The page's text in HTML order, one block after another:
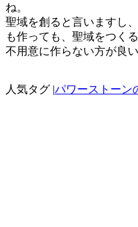
ね。
聖域を創ると言いますし
も作っても、聖域をつく
不用意に作らない方が良
人気タグ |パワーストーン